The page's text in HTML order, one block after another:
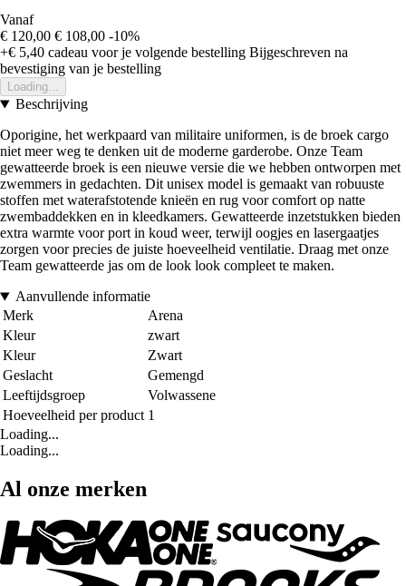
Vanaf
€ 120,00 € 108,00 -10%
+€ 5,40 cadeau voor je volgende bestelling Bijgeschreven na
bevestiging van je bestelling
Loading...
Beschrijving
Oporigine, het werkpaard van militaire uniformen, is de broek cargo
niet meer weg te denken uit de moderne garderobe. Onze Team
gewatteerde broek is een nieuwe versie die we hebben ontworpen met
zwemmers in gedachten. Dit unisex model is gemaakt van robuuste
stoffen met waterafstotende knieën en rug voor comfort op natte
zwembaddekken en in kleedkamers. Gewatteerde inzetstukken bieden
extra warmte voor port in koud weer, terwijl oogjes en lasergaatjes
zorgen voor precies de juiste hoeveelheid ventilatie. Draag met onze
Team gewatteerde jas om de look look compleet te maken.
Aanvullende informatie
Merk
Arena
Kleur
zwart
Kleur
Zwart
Geslacht
Gemengd
Leeftijdsgroep
Volwassene
Hoeveelheid per product 1
Loading...
Loading...
Al onze merken